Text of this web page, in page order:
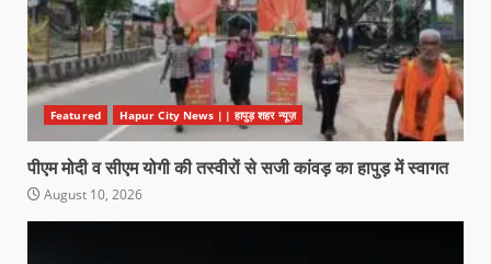
Featured Hapur City News || हापुड़ शहर न्यूज़
पीएम मोदी व सीएम योगी की तस्वीरों से सजी कांवड़ का हापुड़ में स्वागत
August 10, 2026